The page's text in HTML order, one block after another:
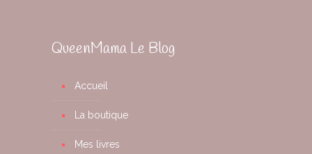
QueenMama Le Blog
Accueil
La boutique
Mes livres